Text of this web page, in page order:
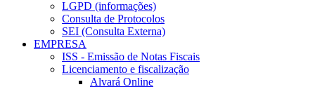
LGPD (informações)
Consulta de Protocolos
SEI (Consulta Externa)
EMPRESA
ISS - Emissão de Notas Fiscais
Licenciamento e fiscalização
Alvará Online